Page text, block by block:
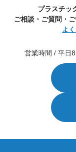
プラスチッ
ご相談・ご質問・
よ
営業時間 / 平日